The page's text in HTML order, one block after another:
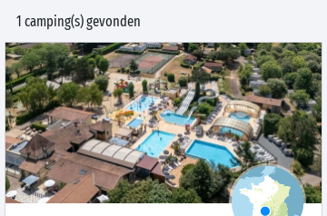
1 camping(s) gevonden